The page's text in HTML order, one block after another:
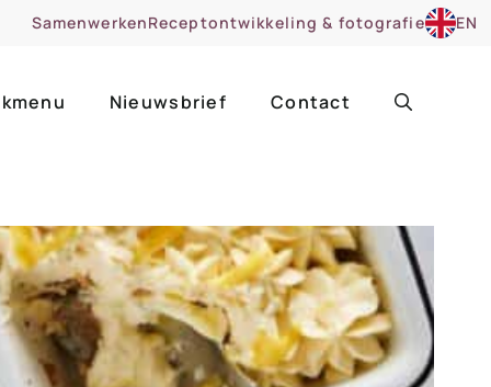
SamenwerkenReceptontwikkeling & fotografie EN
zoet
Nieuwsbrief Contact